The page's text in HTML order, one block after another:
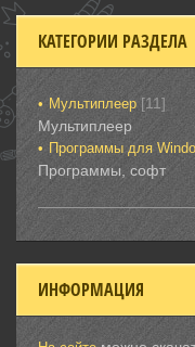
КАТЕГОРИИ РАЗДЕЛА
Мультиплеер [11]
Мультиплеер
Программы для
Программы, софт
ИНФОРМАЦИЯ